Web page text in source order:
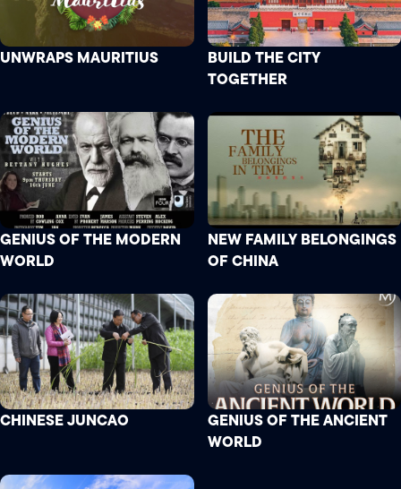
UNWRAPS MAURITIUS
BUILD THE CITY
TOGETHER
GENIUS OF THE MODERN
WORLD
NEW FAMILY BELONGINGS
OF CHINA
CHINESE JUNCAO
GENIUS OF THE ANCIENT
WORLD